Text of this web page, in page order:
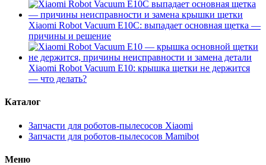
Xiaomi Robot Vacuum E10C: выпадает основная щетка —
причины и решение
Xiaomi Robot Vacuum E10: крышка щетки не держится
— что делать?
Каталог
Запчасти для роботов-пылесосов Xiaomi
Запчасти для роботов-пылесосов Mamibot
Меню